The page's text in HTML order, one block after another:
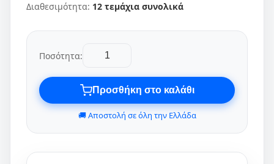
Διαθεσιμότητα: 12 τεμάχια συνολικά
Ποσότητα:
Προσθήκη στο καλάθι
🚚 Αποστολή σε όλη την Ελλάδα